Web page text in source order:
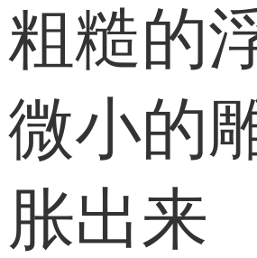
恭喜
恭喜
粗糙的
微小的
胀出来